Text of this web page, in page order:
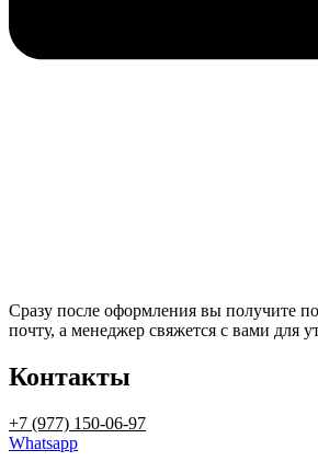
Сразу после оформления вы получите
почту, а менеджер свяжется с вами для
Контакты
+7 (977) 150-06-97
Whatsapp